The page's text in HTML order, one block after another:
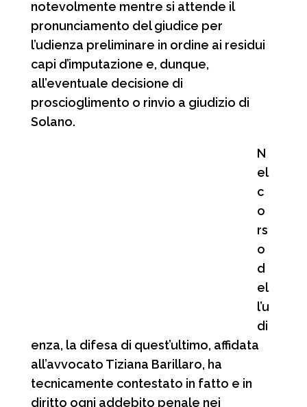
notevolmente mentre si attende il
pronunciamento del giudice per
l’udienza preliminare in ordine ai residui
capi d’imputazione e, dunque,
all’eventuale decisione di
proscioglimento o rinvio a giudizio di
Solano.
N
el
c
o
rs
o
d
el
l’u
di
enza, la difesa di quest’ultimo, affidata
all’avvocato Tiziana Barillaro, ha
tecnicamente contestato in fatto e in
diritto ogni addebito penale nei